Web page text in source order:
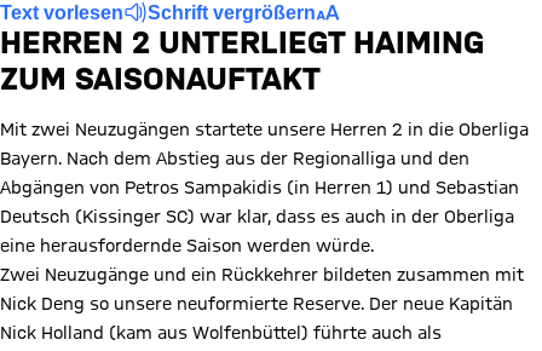
Text vorlesen Schrift vergrößern
HERREN 2 UNTERLIEGT HAIMING
ZUM SAISONAUFTAKT
Mit zwei Neuzugängen startete unsere Herren 2 in die Oberliga
Bayern. Nach dem Abstieg aus der Regionalliga und den
Abgängen von Petros Sampakidis (in Herren 1) und Sebastian
Deutsch (Kissinger SC) war klar, dass es auch in der Oberliga
eine herausfordernde Saison werden würde.
Zwei Neuzugänge und ein Rückkehrer bildeten zusammen mit
Nick Deng so unsere neuformierte Reserve. Der neue Kapitän
Nick Holland (kam aus Wolfenbüttel) führte auch als